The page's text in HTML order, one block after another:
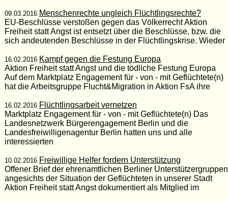
09.03.2016 Menschenrechte ungleich Flüchtlingsrechte?
EU-Beschlüsse verstoßen gegen das Völkerrecht Aktion
Freiheit statt Angst ist entsetzt über die Beschlüsse, bzw. die
sich andeutenden Beschlüsse in der Flüchtlingskrise. Wieder
16.02.2016 Kampf gegen die Festung Europa
Aktion Freiheit statt Angst und die tödliche Festung Europa
Auf dem Marktplatz Engagement für - von - mit Geflüchtete(n)
hat die Arbeitsgruppe Flucht&Migration in Aktion FsA ihre
16.02.2016 Flüchtlingsarbeit vernetzen
Marktplatz Engagement für - von - mit Geflüchtete(n) Das
Landesnetzwerk Bürgerengagement Berlin und die
Landesfreiwilligenagentur Berlin hatten uns und alle
interessierten
10.02.2016 Freiwillige Helfer fordern Unterstützung
Offener Brief der ehrenamtlichen Berliner Unterstützergruppen
angesichts der Situation der Geflüchteten in unserer Stadt
Aktion Freiheit statt Angst dokumentiert als Mitglied im